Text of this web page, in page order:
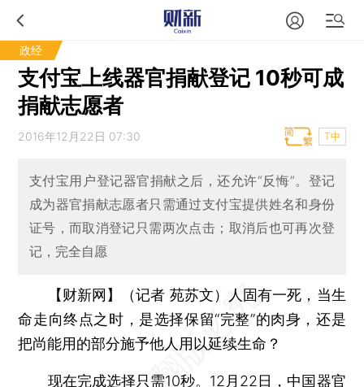
政经
支付宝上线器官捐献登记 10秒可成
捐献志愿者
2016年12月22日 07:30 T中
支付宝用户登记器官捐献之后，还允许“反悔”。登记
成为器官捐献志愿者只需通过支付宝提供姓名和身份
证号，而取消登记只需两次点击；取消后也可再次登
记，完全自愿
【财新网】（记者 苑苏文）
人固有一死，当生
命走向终点之时，是选择保留“完整”的肉身，还是
把尚能用的部分施予他人用以延续生命？
现在完成选择只需10秒。12月22日，中国器官